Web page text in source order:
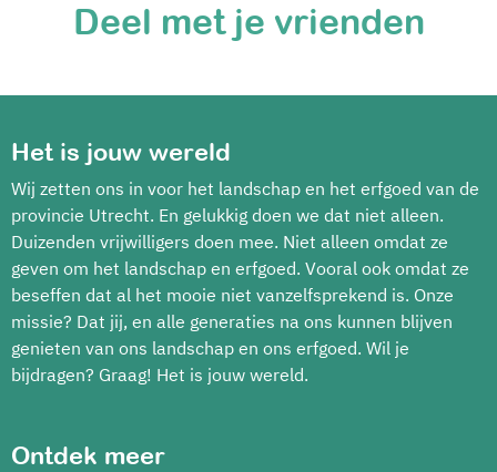
Deel met je vrienden
Het is jouw wereld
Wij zetten ons in voor het landschap en het erfgoed van de
provincie Utrecht. En gelukkig doen we dat niet alleen.
Duizenden vrijwilligers doen mee. Niet alleen omdat ze
geven om het landschap en erfgoed. Vooral ook omdat ze
beseffen dat al het mooie niet vanzelfsprekend is. Onze
missie? Dat jij, en alle generaties na ons kunnen blijven
genieten van ons landschap en ons erfgoed. Wil je
bijdragen? Graag! Het is jouw wereld.
Ontdek meer